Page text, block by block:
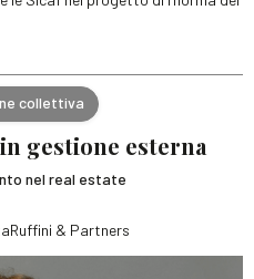
collettiva
gestione esterna
nel real estate
& Partners